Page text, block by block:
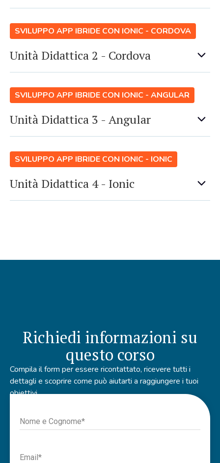
SVILUPPO APP IBRIDE CON IONIC - CORDOVA
Unità Didattica 2 - Cordova
SVILUPPO APP IBRIDE CON IONIC - ANGULAR
Unità Didattica 3 - Angular
SVILUPPO APP IBRIDE CON IONIC - IONIC
Unità Didattica 4 - Ionic
Richiedi informazioni su
questo corso
Compila il form per essere ricontattato, ricevere tutti i
dettagli e scoprire come può aiutarti a raggiungere i tuoi
obiettivi.
Nome e Cognome*
Email*